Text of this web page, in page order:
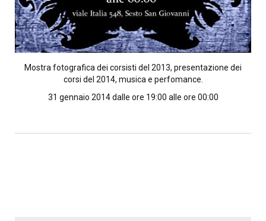
Mostra fotografica dei corsisti del 2013, presentazione dei
corsi del 2014, musica e perfomance.
31 gennaio 2014 dalle ore 19:00 alle ore 00:00